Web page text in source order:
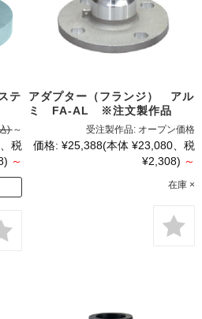
テ
) ～
税
～
アダプター（フランジ） アル
ミ FA-AL ※注文製作品
受注製作品: オープン価格
価格: ¥25,388(本体 ¥23,080、税
¥2,308) ～
在庫 ×